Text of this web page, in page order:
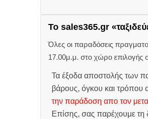
Το sales365.gr
Όλες οι παραδόσεις
17.00μ.μ. στο χώρο επιλογής
Τα έξοδα αποστολής των
βάρους, όγκου και τρόπου
την παράδοση απο τον
Επίσης, σας παρέχουμε τη